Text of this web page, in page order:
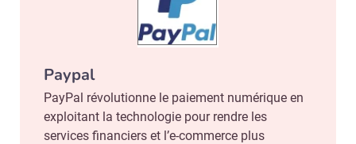
Paypal
PayPal révolutionne le paiement numérique en
exploitant la technologie pour rendre les
services financiers et l’e-commerce plus